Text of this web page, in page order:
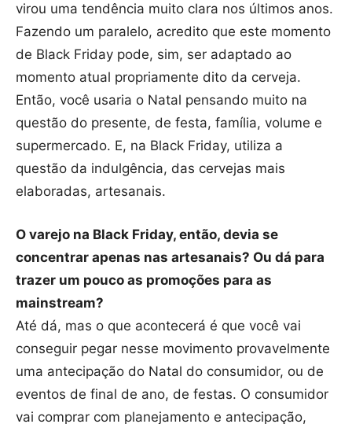
virou uma tendência muito clara nos últimos anos.
Fazendo um paralelo, acredito que este momento
de Black Friday pode, sim, ser adaptado ao
momento atual propriamente dito da cerveja.
Então, você usaria o Natal pensando muito na
questão do presente, de festa, família, volume e
supermercado. E, na Black Friday, utiliza a
questão da indulgência, das cervejas mais
elaboradas, artesanais.
O varejo na Black Friday, então, devia se
concentrar apenas nas artesanais? Ou dá para
trazer um pouco as promoções para as
mainstream?
Até dá, mas o que acontecerá é que você vai
conseguir pegar nesse movimento provavelmente
uma antecipação do Natal do consumidor, ou de
eventos de final de ano, de festas. O consumidor
vai comprar com planejamento e antecipação,